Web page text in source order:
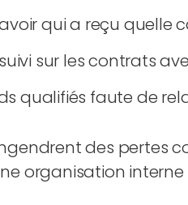
qui a reçu quelle
sur les contrats
qualifiés faute de
des pertes
organisation interne